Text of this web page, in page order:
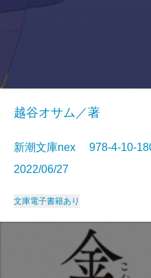
越谷オサム／著
新潮文庫nex 978-4-10-
2022/06/27
文庫電子書籍あり